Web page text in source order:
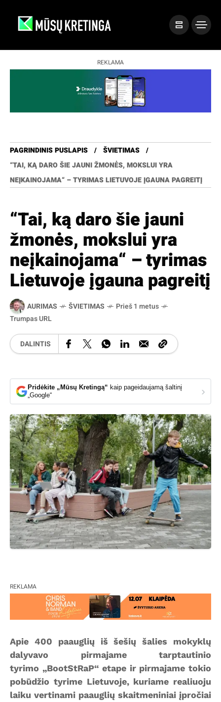
REKLAMA
PAGRINDINIS PUSLAPIS
ŠVIETIMAS
“TAI, KĄ DARO ŠIE JAUNI ŽMONĖS, MOKSLUI YRA
NEĮKAINOJAMA“ – TYRIMAS LIETUVOJE ĮGAUNA PAGREITĮ
“Tai, ką daro šie jauni
žmonės, mokslui yra
neįkainojama“ – tyrimas
Lietuvoje įgauna pagreitį
AURIMAS ŠVIETIMAS
Prieš 1 metus
Trumpas URL
DALINTIS
Pridėkite „Mūsų Kretingą“ kaip pageidaujamą šaltinį
„Google“
›
REKLAMA
Apie 400 paauglių iš šešių šalies mokyklų
dalyvavo pirmajame tarptautinio
tyrimo „BootStRaP“ etape ir pirmajame tokio
pobūdžio tyrime Lietuvoje, kuriame realiuoju
laiku vertinami paauglių skaitmeniniai įpročiai